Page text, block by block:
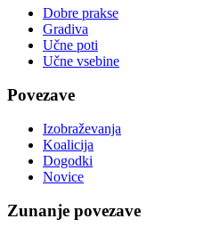
Dobre prakse
Gradiva
Učne poti
Učne vsebine
Povezave
Izobraževanja
Koalicija
Dogodki
Novice
Zunanje povezave